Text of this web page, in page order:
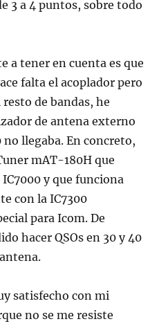
3 a 4 puntos, sobre todo
a tener en cuenta es que
falta el acoplador pero
de bandas, he
de antena externo
no llegaba. En concreto,
mAT-180H que
y que funciona
con la IC7300
para Icom. De
hacer QSOs en 30 y 40
satisfecho con mi
no se me resiste